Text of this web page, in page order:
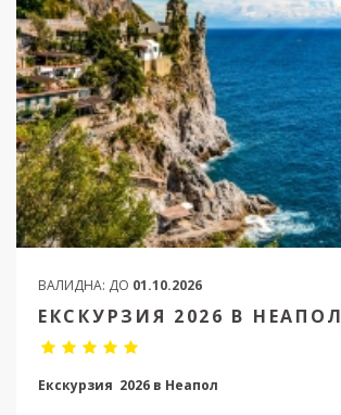
ВАЛИДНА: ДО 01.10.2026
ЕКСКУРЗИЯ 2026 В НЕАПОЛ
Екскурзия 2026 в Неапол